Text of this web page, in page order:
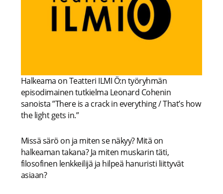
Halkeama on Teatteri ILMI Ö:n työryhmän
episodimainen tutkielma Leonard Cohenin
sanoista ”There is a crack in everything / That’s how
the light gets in.”
Missä särö on ja miten se näkyy? Mitä on
halkeaman takana? Ja miten muskarin täti,
filosofinen lenkkeilijä ja hilpeä hanuristi liittyvät
asiaan?